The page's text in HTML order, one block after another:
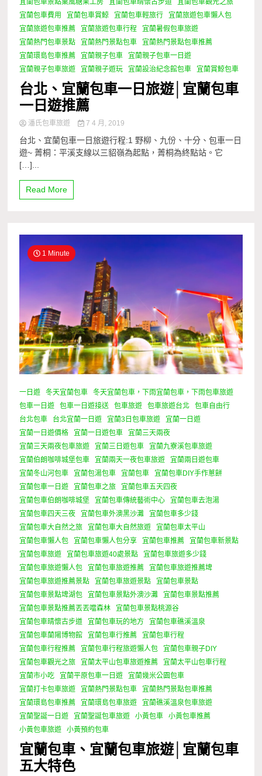
宜蘭包車景點菓風糖果工房 宜蘭包車晴懷古步道
宜蘭包車觀光之旅
宜蘭包車費用
宜蘭包車賞鯨 宜蘭包車輕旅行
宜蘭旅遊包車懶人包
宜蘭旅遊包車推薦
宜蘭旅遊包車行程
宜蘭暑假包車旅遊
宜蘭熱門包車景點
宜蘭熱門景點包車
宜蘭熱門景點包車推薦
宜蘭環島包車推薦
宜蘭親子包車
宜蘭親子包車一日遊
宜蘭親子包車旅遊
宜蘭親子遊玩 宜蘭設治紀念館包車 宜蘭賞鯨包車
台北、宜蘭包車一日旅遊│宜蘭包車
一日遊推薦
潘氏包車旅遊 7 4 月, 2019
台北、宜蘭包車一日旅遊行程:1 野柳、九份、十分、包車一日
遊~ 菁桐：平溪支線以三貂嶺為起點，菁桐為終點站。它
[…]...
Read More
1 Minute
一日遊 冬天宜蘭包車
冬天宜蘭包車，下雨宜蘭包車，下雨包車旅遊
包車一日遊
包車一日遊接送 包車旅遊 包車旅遊台北
包車自由行
台北包車
台北宜蘭一日遊 宜蘭3日包車旅遊
宜蘭一日遊
宜蘭一日遊價格
宜蘭一日遊包車
宜蘭三天兩夜
宜蘭三天兩夜包車旅遊
宜蘭三日遊包車
宜蘭九寮溪包車旅遊
宜蘭伯朗咖啡城堡包車
宜蘭兩天一夜包車旅遊
宜蘭兩日遊包車
宜蘭冬山河包車
宜蘭包湯包車 宜蘭包車
宜蘭包車DIY手作蔥餅
宜蘭包車一日遊
宜蘭包車之旅
宜蘭包車五天四夜
宜蘭包車伯朗咖啡城堡
宜蘭包車傳統藝術中心
宜蘭包車去泡湯
宜蘭包車四天三夜
宜蘭包車外澳黑沙灘
宜蘭包車多少錢
宜蘭包車大自然之旅
宜蘭包車大自然旅遊
宜蘭包車太平山
宜蘭包車懶人包
宜蘭包車懶人包分享 宜蘭包車推薦
宜蘭包車新景點
宜蘭包車旅遊
宜蘭包車旅遊40處景點
宜蘭包車旅遊多少錢
宜蘭包車旅遊懶人包
宜蘭包車旅遊推薦
宜蘭包車旅遊推薦埤
宜蘭包車旅遊推薦景點
宜蘭包車旅遊景點
宜蘭包車景點
宜蘭包車景點埤湖包
宜蘭包車景點外澳沙灘
宜蘭包車景點推薦
宜蘭包車景點推薦丟丟噹森林
宜蘭包車景點桃源谷
宜蘭包車晴懷古步道
宜蘭包車玩的地方
宜蘭包車礁溪溫泉
宜蘭包車蘭陽博物館
宜蘭包車行推薦
宜蘭包車行程
宜蘭包車行程推薦
宜蘭包車行程旅遊懶人包
宜蘭包車親子DIY
宜蘭包車觀光之旅
宜蘭太平山包車旅遊推薦
宜蘭太平山包車行程
宜蘭市小吃
宜蘭平原包車一日遊
宜蘭幾米公園包車
宜蘭打卡包車旅遊
宜蘭熱門景點包車
宜蘭熱門景點包車推薦
宜蘭環島包車推薦
宜蘭環島包車旅遊
宜蘭礁溪溫泉包車旅遊
宜蘭聖誕一日遊
宜蘭聖誕包車旅遊 小黃包車
小黃包車推薦
小黃包車旅遊
小黃預約包車
宜蘭包車、宜蘭包車旅遊│宜蘭包車
五大特色